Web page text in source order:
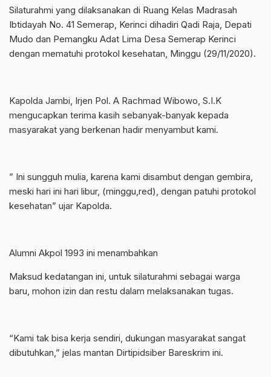
Silaturahmi yang dilaksanakan di Ruang Kelas Madrasah
Ibtidayah No. 41 Semerap, Kerinci dihadiri Qadi Raja, Depati
Mudo dan Pemangku Adat Lima Desa Semerap Kerinci
dengan mematuhi protokol kesehatan, Minggu (29/11/2020).
Kapolda Jambi, Irjen Pol. A Rachmad Wibowo, S.I.K
mengucapkan terima kasih sebanyak-banyak kepada
masyarakat yang berkenan hadir menyambut kami.
” Ini sungguh mulia, karena kami disambut dengan gembira,
meski hari ini hari libur, (minggu,red), dengan patuhi protokol
kesehatan” ujar Kapolda.
Alumni Akpol 1993 ini menambahkan
Maksud kedatangan ini, untuk silaturahmi sebagai warga
baru, mohon izin dan restu dalam melaksanakan tugas.
“Kami tak bisa kerja sendiri, dukungan masyarakat sangat
dibutuhkan,” jelas mantan Dirtipidsiber Bareskrim ini.